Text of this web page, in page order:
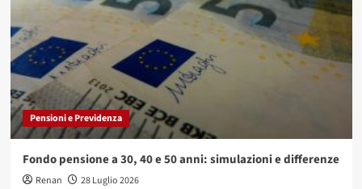
Pensioni e Previdenza
Fondo pensione a 30, 40 e 50 anni: simulazioni e differenze
Renan 28 Luglio 2026